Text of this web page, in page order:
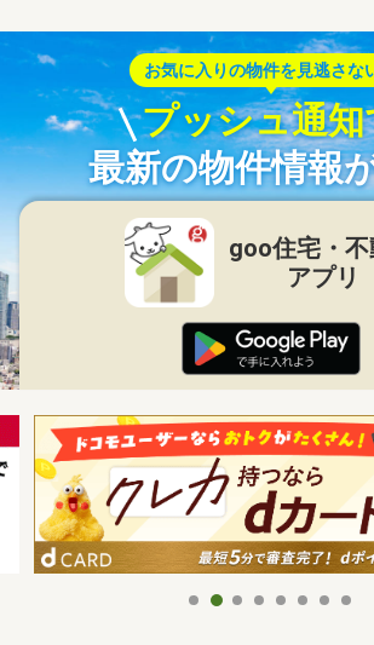
お気に入りの物件を見逃さな
プッシュ通知
最新の物件情報
goo住宅・
アプリ